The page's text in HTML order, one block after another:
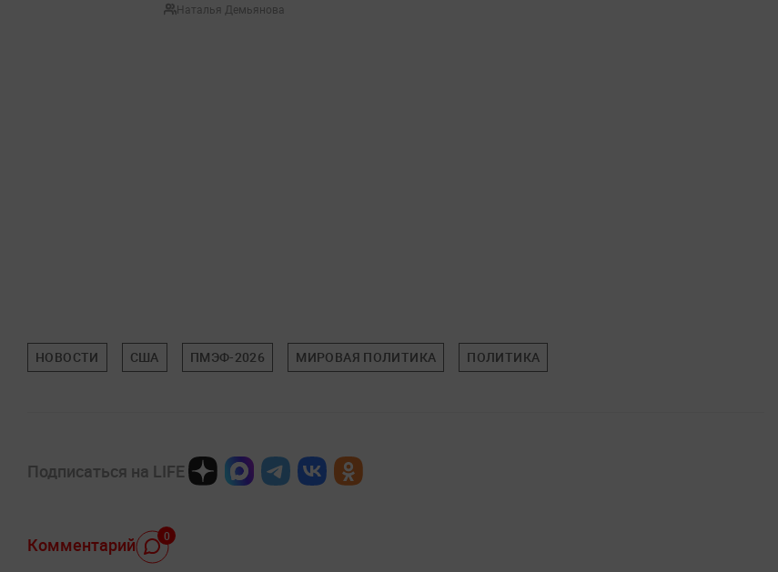
Наталья Демьянова
НОВОСТИ США ПМЭФ-2026 МИРОВАЯ ПОЛИТИКА ПОЛИТИКА
Подписаться на LIFE
Комментарий 0